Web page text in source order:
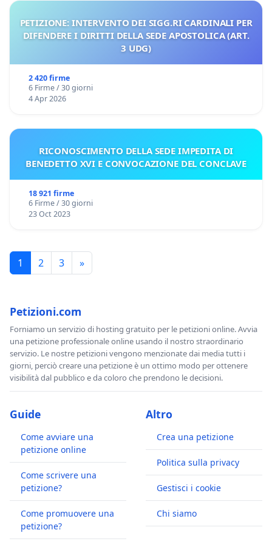
PETIZIONE: INTERVENTO DEI SIGG.RI CARDINALI PER
DIFENDERE I DIRITTI DELLA SEDE APOSTOLICA (ART.
3 UDG)
2 420 firme
6 Firme / 30 giorni
4 Apr 2026
RICONOSCIMENTO DELLA SEDE IMPEDITA DI
BENEDETTO XVI E CONVOCAZIONE DEL CONCLAVE
18 921 firme
6 Firme / 30 giorni
23 Oct 2023
1 2 3 »
Petizioni.com
Forniamo un servizio di hosting gratuito per le petizioni online. Avvia
una petizione professionale online usando il nostro straordinario
servizio. Le nostre petizioni vengono menzionate dai media tutti i
giorni, perciò creare una petizione è un ottimo modo per ottenere
visibilità dal pubblico e da coloro che prendono le decisioni.
Guide
Come avviare una
petizione online
Come scrivere una
petizione?
Come promuovere una
petizione?
Altro
Crea una petizione
Politica sulla privacy
Gestisci i cookie
Chi siamo